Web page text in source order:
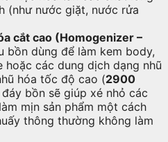
(như nước giặt, nước rửa
cắt cao (Homogenizer –
bồn dùng để làm kem body,
hoặc các dung dịch dạng nhũ
hóa tốc độ cao (2900
bồn sẽ giúp xé nhỏ các
mịn sản phẩm một cách
thông thường không làm